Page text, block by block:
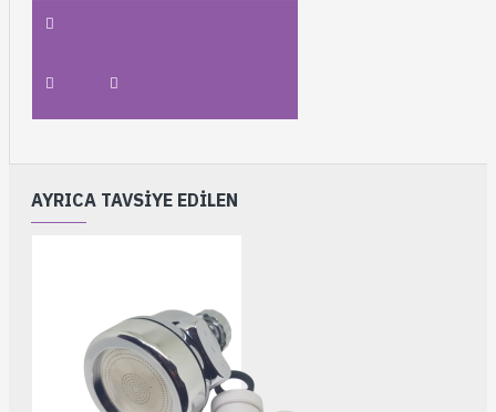
AYRICA TAVSIYE EDILEN